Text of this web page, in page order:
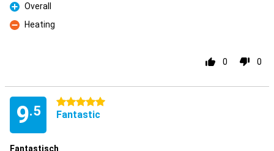
Pro
Overall
Con
Heating
0 0
9.5
5 stars
Fantastic
Fantastisch